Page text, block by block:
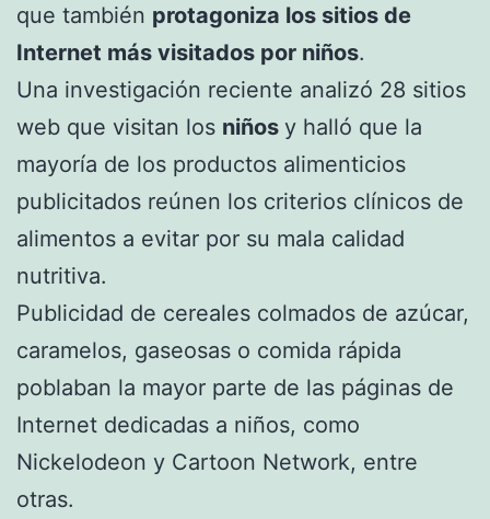
que también protagoniza los sitios de
Internet más visitados por niños.
Una investigación reciente analizó 28 sitios
web que visitan los niños y halló que la
mayoría de los productos alimenticios
publicitados reúnen los criterios clínicos de
alimentos a evitar por su mala calidad
nutritiva.
Publicidad de cereales colmados de azúcar,
caramelos, gaseosas o comida rápida
poblaban la mayor parte de las páginas de
Internet dedicadas a niños, como
Nickelodeon y Cartoon Network, entre
otras.